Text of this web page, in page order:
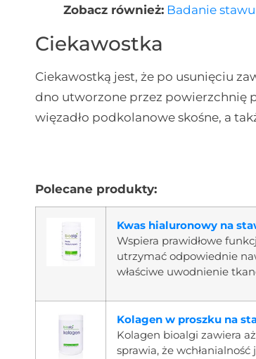
Zobacz również: Badanie
Ciekawostka
Ciekawostką jest, że po usunięciu
dno utworzone przez powierzchnię
więzadło podkolanowe skośne, a
Polecane produkty:
Kwas hialuronowy na
Wspiera prawidłowe
utrzymać odpowiednie
właściwe uwodnienie
Kolagen w proszku na
Kolagen bioalgi zawiera
sprawia, że